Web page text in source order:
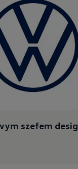
szefem